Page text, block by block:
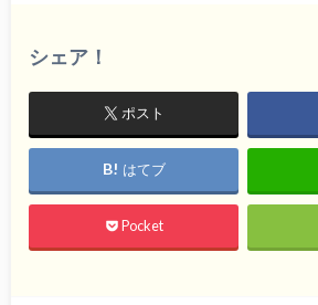
シェア！
ポスト
はてブ
Pocket